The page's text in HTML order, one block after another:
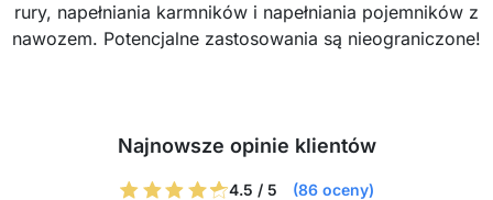
rury, napełniania karmników i napełniania pojemników z
nawozem. Potencjalne zastosowania są nieograniczone!
Najnowsze opinie klientów
4.5 / 5 (86 oceny)